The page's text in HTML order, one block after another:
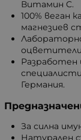
Витамин C.
100% веган
магнезиев
Разработен
Германия.
За силна